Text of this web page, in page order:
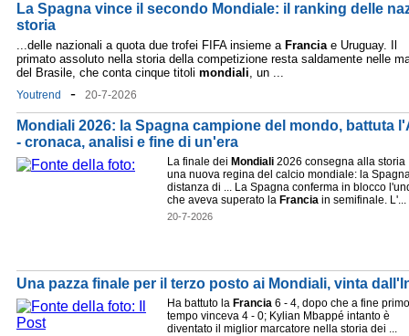
La Spagna vince il secondo Mondiale: il ranking delle
storia
...delle nazionali a quota due trofei FIFA insieme a Franciae Uruguay. Il
primato assoluto nella storia della competizione resta saldamente nelle
del Brasile, che conta cinque titoli mondiali, un ...
Youtrend - 20-7-2026
Mondiali 2026: la Spagna campione del mondo, battuta
- cronaca, analisi e fine di un'era
La finale dei Mondiali 2026 consegna alla storia
una nuova regina del calcio mondiale: la
distanza di ... La Spagna conferma in blocco
che aveva superato la Francia in semifinale. L'...
20-7-2026
Una pazza finale per il terzo posto ai Mondiali, vinta
Ha battuto la Francia 6 - 4, dopo che a fine primo
tempo vinceva 4 - 0; Kylian Mbappé intanto è
diventato il miglior marcatore nella storia dei ...